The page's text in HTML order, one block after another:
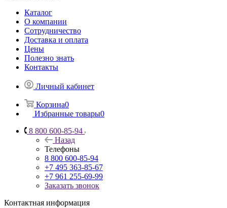
Каталог
О компании
Сотрудничество
Доставка и оплата
Цены
Полезно знать
Контакты
Личный кабинет
Корзина0
Избранные товары0
8 800 600-85-94
Назад
Телефоны
8 800 600-85-94
+7 495 363-85-67
+7 961 255-69-99
Заказать звонок
Контактная информация